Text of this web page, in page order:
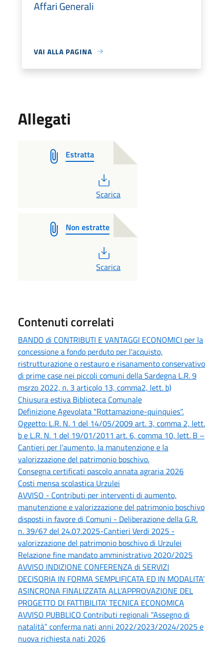
Affari Generali
VAI ALLA PAGINA
Allegati
Estratta
PDF
Scarica
Non estratte
PDF
Scarica
Contenuti correlati
BANDO di CONTRIBUTI E VANTAGGI ECONOMICI per la
concessione a fondo perduto per l'acquisto,
ristrutturazione o restauro e risanamento conservativo
di prime case nei piccoli comuni della Sardegna L.R. 9
msrzo 2022, n. 3 articolo 13, comma2, lett. b)
Chiusura estiva Biblioteca Comunale
Definizione Agevolata "Rottamazione-quinquies".
Oggetto: L.R. N. 1 del 14/05/2009 art. 3, comma 2, lett.
b e L.R. N. 1 del 19/01/2011 art. 6, comma 10, lett. B –
Cantieri per l’aumento, la manutenzione e la
valorizzazione del patrimonio boschivo.
Consegna certificati pascolo annata agraria 2026
Costi mensa scolastica Urzulei
AVVISO - Contributi per interventi di aumento,
manutenzione e valorizzazione del patrimonio boschivo
disposti in favore di Comuni - Deliberazione della G.R.
n. 39/67 del 24.07.2025-Cantieri Verdi 2025 -
valorizzazione del patrimonio boschivo di Urzulei
Relazione fine mandato amministrativo 2020/2025
AVVISO INDIZIONE CONFERENZA di SERVIZI
DECISORIA IN FORMA SEMPLIFICATA ED IN MODALITA’
ASINCRONA FINALIZZATA ALL’APPROVAZIONE DEL
PROGETTO DI FATTIBILITA’ TECNICA ECONOMICA
AVVISO PUBBLICO Contributi regionali “Assegno di
natalità” conferma nati anni 2022/2023/2024/2025 e
nuova richiesta nati 2026